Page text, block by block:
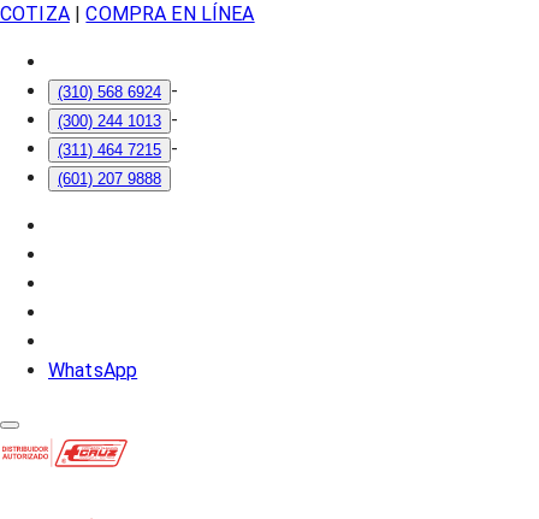
COTIZA| COMPRA EN LÍNEA
(310) 568 6924 -
(300) 244 1013 -
(311) 464 7215 -
(601) 207 9888
WhatsApp